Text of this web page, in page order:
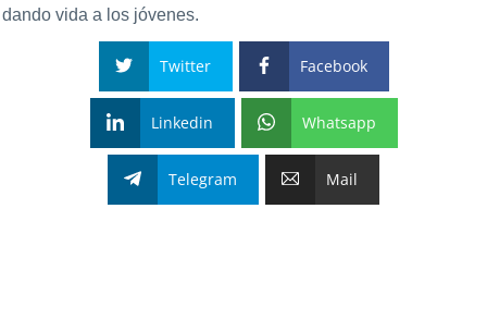
dando vida a los jóvenes.
Twitter Facebook
Linkedin Whatsapp
Telegram Mail